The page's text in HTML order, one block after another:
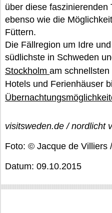
über diese faszinierenden
ebenso wie die
Füttern.
Die Fällregion um Idre
südlichste in Schweden
Stockholm am
Hotels und Ferienhäuser
visitsweden.de / nordlicht
Foto: © Jacque de Villiers
Datum: 09.10.2015